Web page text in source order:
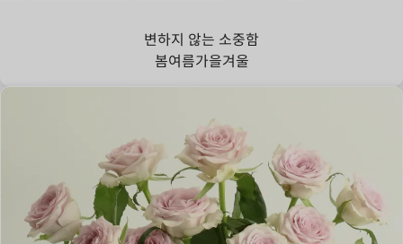
변하지 않는 소중함
봄여름가을겨울